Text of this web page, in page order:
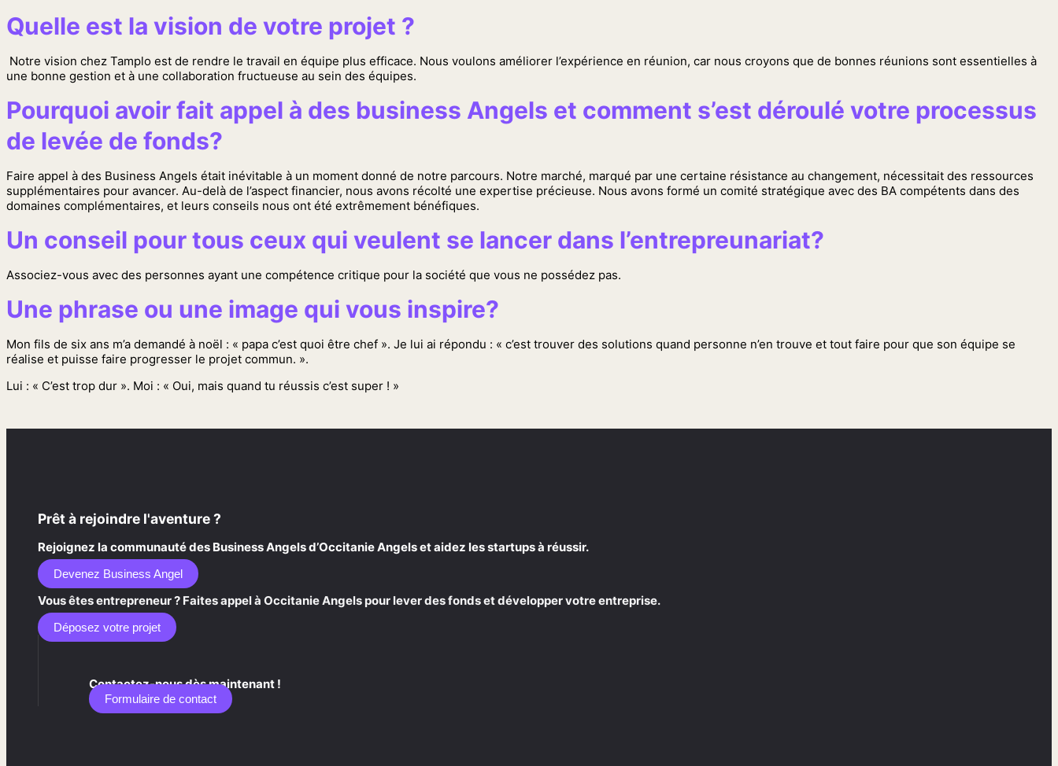
Quelle est la vision de votre projet ?
Notre vision chez Tamplo est de rendre le travail en équipe plus efficace. Nous voulons améliorer l’expérience en réunion, car nous croyons que de bonnes réunions sont essentielles à
une bonne gestion et à une collaboration fructueuse au sein des équipes.
Pourquoi avoir fait appel à des business Angels et comment s’est déroulé votre processus
de levée de fonds?
Faire appel à des Business Angels était inévitable à un moment donné de notre parcours. Notre marché, marqué par une certaine résistance au changement, nécessitait des ressources
supplémentaires pour avancer. Au-delà de l’aspect financier, nous avons récolté une expertise précieuse. Nous avons formé un comité stratégique avec des BA compétents dans des
domaines complémentaires, et leurs conseils nous ont été extrêmement bénéfiques.
Un conseil pour tous ceux qui veulent se lancer dans l’entrepreunariat?
Associez-vous avec des personnes ayant une compétence critique pour la société que vous ne possédez pas.
Une phrase ou une image qui vous inspire?
Mon fils de six ans m’a demandé à noël : « papa c’est quoi être chef ». Je lui ai répondu : « c’est trouver des solutions quand personne n’en trouve et tout faire pour que son équipe se
réalise et puisse faire progresser le projet commun. ».
Lui : « C’est trop dur ». Moi : « Oui, mais quand tu réussis c’est super ! »
Prêt à rejoindre l'aventure ?
Rejoignez la communauté des Business Angels d’Occitanie Angels et aidez les startups à réussir.
Devenez Business Angel
Vous êtes entrepreneur ? Faites appel à Occitanie Angels pour lever des fonds et développer votre entreprise.
Déposez votre projet
Contactez-nous dès maintenant !
Formulaire de contact​